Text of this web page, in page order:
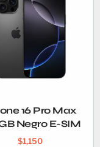
16 Pro Max
Negro E-SIM
$1,150